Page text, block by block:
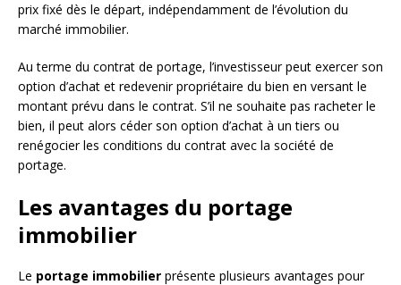
prix fixé dès le départ, indépendamment de l’évolution du
marché immobilier.
Au terme du contrat de portage, l’investisseur peut exercer son
option d’achat et redevenir propriétaire du bien en versant le
montant prévu dans le contrat. S’il ne souhaite pas racheter le
bien, il peut alors céder son option d’achat à un tiers ou
renégocier les conditions du contrat avec la société de
portage.
Les avantages du portage
immobilier
Le portage immobilier présente plusieurs avantages pour